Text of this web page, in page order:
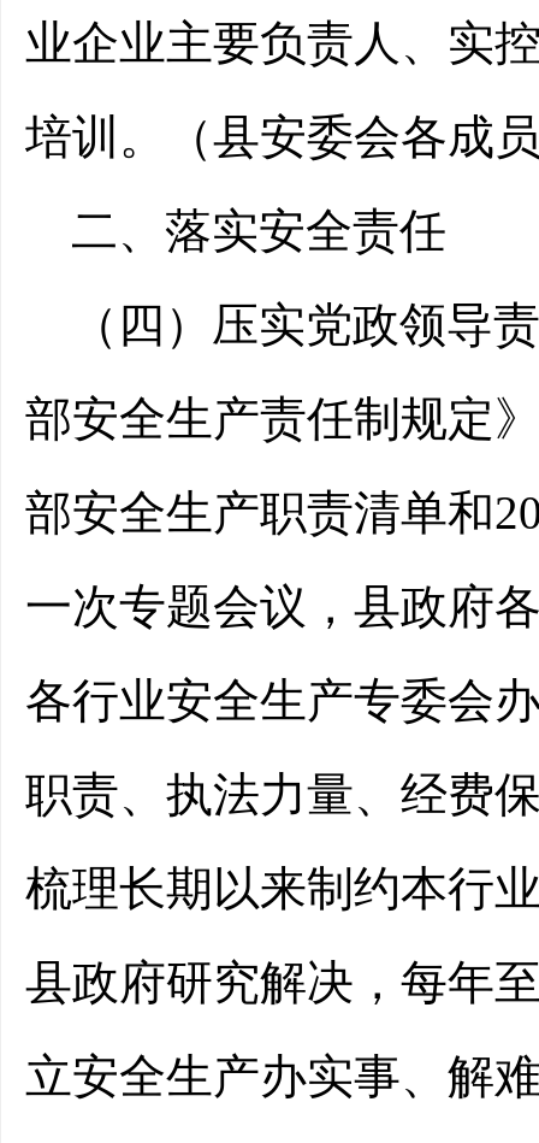
业企业主要负责人、实
培训。
（县安委会各成
二、 落实安全责任
（ 四 ） 压实党政领导
部安全生产责任制规定
部安全生产职责清单和
一次专题会议，县政府
各行业安全生产专委会
职责、执法力量、经费
梳理长期以来制约本行
县政府研究解决， 每年
立安全生产办实事、解